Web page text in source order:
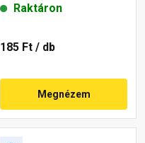
Raktáron
185 Ft / db
Megnézem